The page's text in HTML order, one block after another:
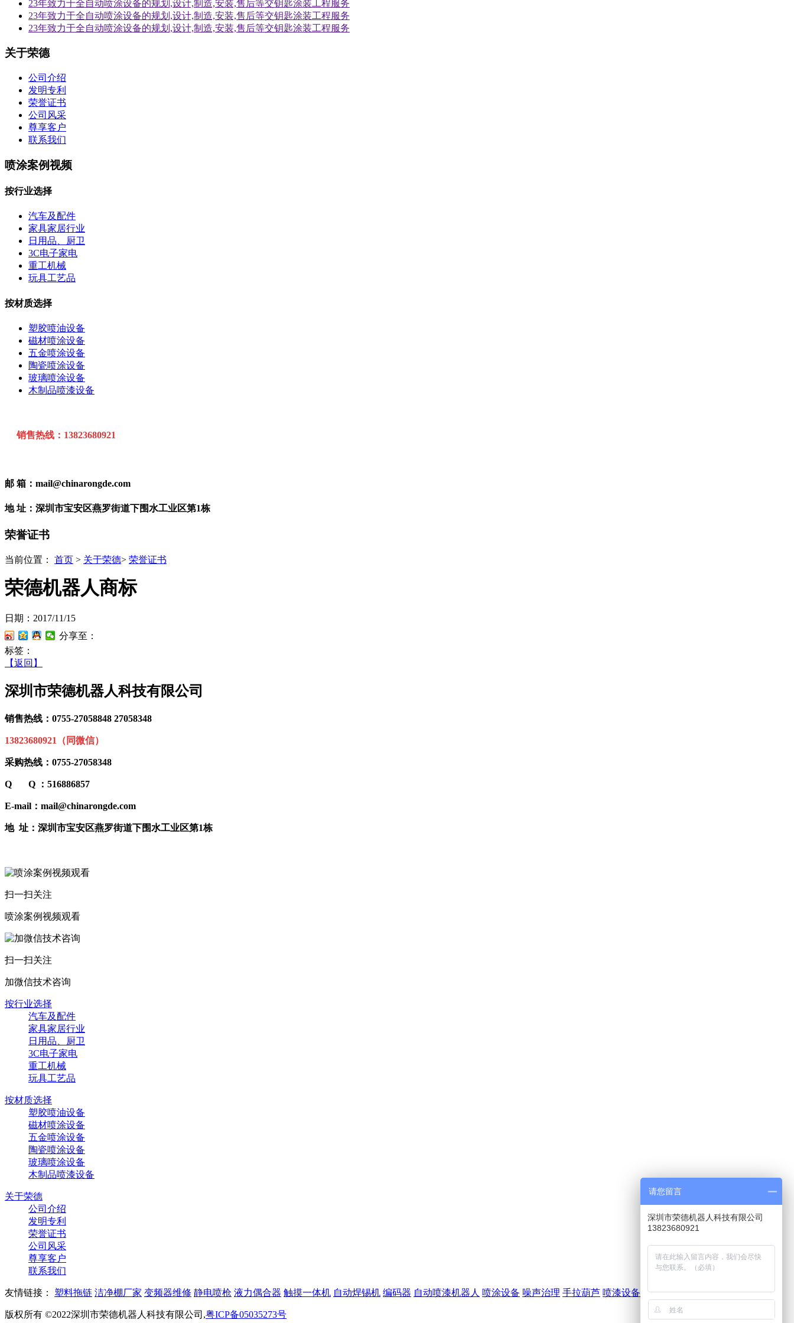
23年致力于全自动喷涂设备的规划,设计,制造,安装,售后等交钥匙涂装工程服务
23年致力于全自动喷涂设备的规划,设计,制造,安装,售后等交钥匙涂装工程服务
23年致力于全自动喷涂设备的规划,设计,制造,安装,售后等交钥匙涂装工程服务
关于荣德
公司介绍
发明专利
荣誉证书
公司风采
尊享客户
联系我们
喷涂案例视频
按行业选择
汽车及配件
家具家居行业
日用品、厨卫
3C电子家电
重工机械
玩具工艺品
按材质选择
塑胶喷油设备
磁材喷涂设备
五金喷涂设备
陶瓷喷涂设备
玻璃喷涂设备
木制品喷漆设备
销售热线：13823680921
邮 箱：mail@chinarongde.com
地 址：深圳市宝安区燕罗街道下围水工业区第1栋
荣誉证书
当前位置： 首页 > 关于荣德> 荣誉证书
荣德机器人商标
日期：2017/11/15
分享至：
标签：
【返回】
深圳市荣德机器人科技有限公司
销售热线：0755-27058848 27058348
13823680921（同微信）
采购热线：0755-27058348
Q Q ：516886857
E-mail：mail@chinarongde.com
地 址：深圳市宝安区燕罗街道下围水工业区第1栋
扫一扫关注
喷涂案例视频观看
扫一扫关注
加微信技术咨询
按行业选择
汽车及配件
家具家居行业
日用品、厨卫
3C电子家电
重工机械
玩具工艺品
按材质选择
塑胶喷油设备
磁材喷涂设备
五金喷涂设备
陶瓷喷涂设备
玻璃喷涂设备
木制品喷漆设备
关于荣德
公司介绍
发明专利
荣誉证书
公司风采
尊享客户
联系我们
友情链接： 塑料拖链 洁净棚厂家 变频器维修 静电喷枪 液力偶合器 触摸一体机 自动焊锡机 编码器 自动喷漆机器人 喷涂设备 噪声治理 手拉葫芦 喷漆设备
版权所有 ©2022深圳市荣德机器人科技有限公司,粤ICP备05035273号
请您留言
深圳市荣德机器人科技有限公司
13823680921